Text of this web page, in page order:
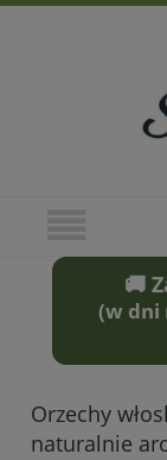
🚚
(w dni
Orzechy
naturalnie